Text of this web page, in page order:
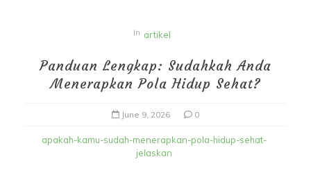
In artikel
Panduan Lengkap: Sudahkah Anda
Menerapkan Pola Hidup Sehat?
June 9, 2026 0
apakah-kamu-sudah-menerapkan-pola-hidup-sehat-
jelaskan